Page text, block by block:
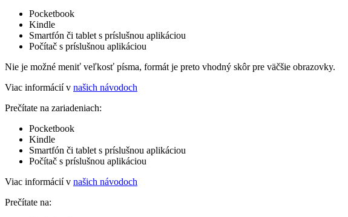
Pocketbook
Kindle
Smartfón či tablet s príslušnou aplikáciou
Počítač s príslušnou aplikáciou
Nie je možné meniť veľkosť písma, formát je preto vhodný skôr pre väčšie obrazovky.
Viac informácií v našich návodoch
Prečítate na zariadeniach:
Pocketbook
Kindle
Smartfón či tablet s príslušnou aplikáciou
Počítač s príslušnou aplikáciou
Viac informácií v našich návodoch
Prečítate na: